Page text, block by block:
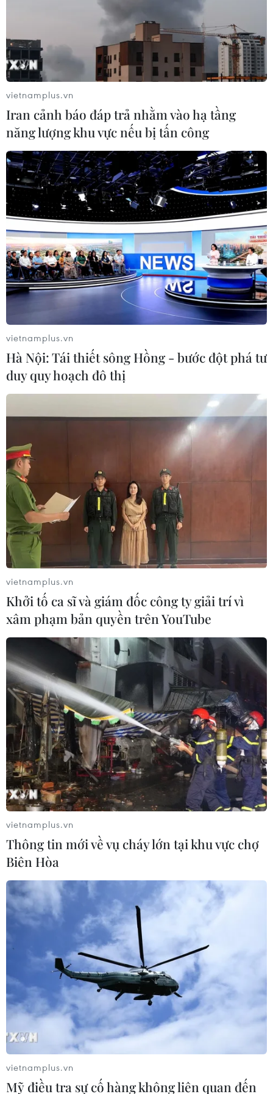
#bóng đá #U22 Việt Nam #Tấn Sinh
#Trọng Hùng
#huấn luyện viên
#Park Hang-seo Philippines
Theo dõi VietnamPlus
TIN LIÊN QUAN
Hậu vệ Tiến Dụng thừa nhận U22 Việt
Nam cần tập trung hơn
26/11/2019 06:23
Hậu vệ Tiến Dụng cho biết sau trận thắng Brunei, tinh
thần các cầu thủ trong đội rất tốt, nhưng tất cả đều xác
định SEA Games mới chỉ bắt đầu và cần sự tập trung
hơn nữa.
U22 Indonesia 'gieo sầu' cho U22 Thái Lan
ở trận ra quân SEA Games
26/11/2019 10:41
Egy Maulana và Osvaldo Haay đã thay nhau lập công
để giúp U22 Indonesia "gieo sầu" cho U22 Thái Lan ở
trận ra quân bảng B môn bóng đá nam SEA Games 30.
Siam Sports: Nếu muốn đi tiếp, U22 Thái
vietnamplus.vn
Iran cảnh báo đáp trả nhằm vào hạ tầng
năng lượng khu vực nếu bị tấn công
vietnamplus.vn
Hà Nội: Tái thiết sông Hồng - bước đột phá tư
duy quy hoạch đô thị
vietnamplus.vn
Khởi tố ca sĩ và giám đốc công ty giải trí vì
xâm phạm bản quyền trên YouTube
vietnamplus.vn
Thông tin mới về vụ cháy lớn tại khu vực chợ
Biên Hòa
vietnamplus.vn
Mỹ điều tra sự cố hàng không liên quan đến